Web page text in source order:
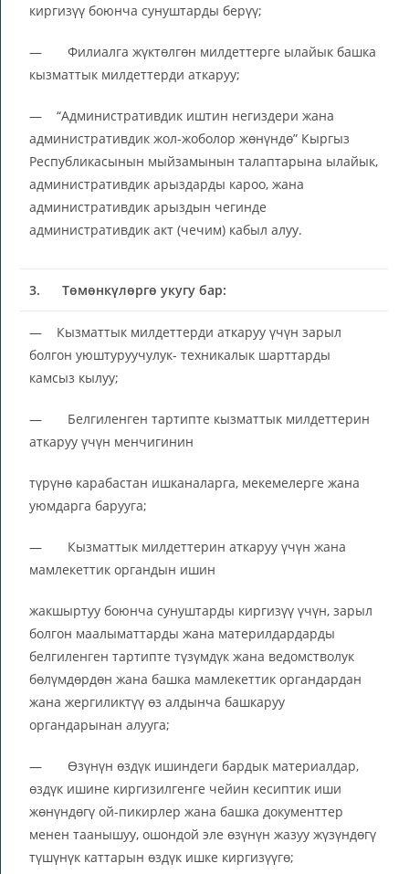
киргизүү боюнча сунуштарды берүү;
— Филиалга жүктөлгөн милдеттерге ылайык башка
кызматтык милдеттерди аткаруу;
— “Административдик иштин негиздери жана
административдик жол-жоболор жөнүндө” Кыргыз
Республикасынын мыйзамынын талаптарына ылайык,
административдик арыздарды кароо, жана
административдик арыздын чегинде
административдик акт (чечим) кабыл алуу.
3.Төмөнкүлөргө укугу бар:
— Кызматтык милдеттерди аткаруу үчүн зарыл
болгон уюштуруучулук- техникалык шарттарды
камсыз кылуу;
— Белгиленген тартипте кызматтык милдеттерин
аткаруу үчүн менчигинин
түрүнө карабастан ишканаларга, мекемелерге жана
уюмдарга барууга;
— Кызматтык милдеттерин аткаруу үчүн жана
мамлекеттик органдын ишин
жакшыртуу боюнча сунуштарды киргизүү үчүн, зарыл
болгон маалыматтарды жана материлдардарды
белгиленген тартипте түзүмдүк жана ведомстволук
бөлүмдөрдөн жана башка мамлекеттик органдардан
жана жергиликтүү өз алдынча башкаруу
органдарынан алууга;
— Өзүнүн өздүк ишиндеги бардык материалдар,
өздүк ишине киргизилгенге чейин кесиптик иши
жөнүндөгү ой-пикирлер жана башка документтер
менен таанышуу, ошондой эле өзүнүн жазуу жүзүндөгү
түшүнүк каттарын өздүк ишке киргизүүгө;